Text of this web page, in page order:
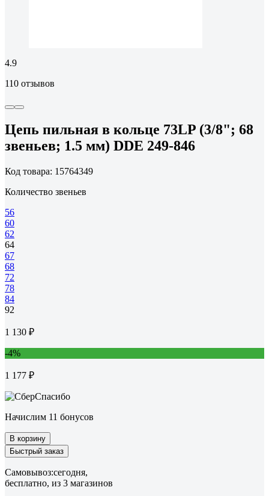
4.9
110 отзывов
Цепь пильная в кольце 73LP (3/8"; 68
звеньев; 1.5 мм) DDE 249-846
Код товара: 15764349
Количество звеньев
56
60
62
64
67
68
72
78
84
92
1 130 ₽
-4%
1 177 ₽
Начислим 11 бонусов
В корзину
Быстрый заказ
Самовывоз:сегодня,
бесплатно, из 3 магазинов